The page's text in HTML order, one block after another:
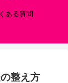
ある質問
整え方